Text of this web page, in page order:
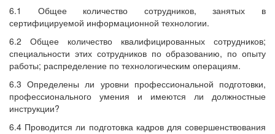
6.1 Общее количество сотрудников, занятых в
сертифицируемой информационной технологии.
6.2 Общее количество квалифицированных сотрудников;
специальности этих сотрудников по образованию, по опыту
работы; распределение по технологическим операциям.
6.3 Определены ли уровни профессиональной подготовки,
профессионального умения и имеются ли должностные
инструкции?
6.4 Проводится ли подготовка кадров для совершенствования